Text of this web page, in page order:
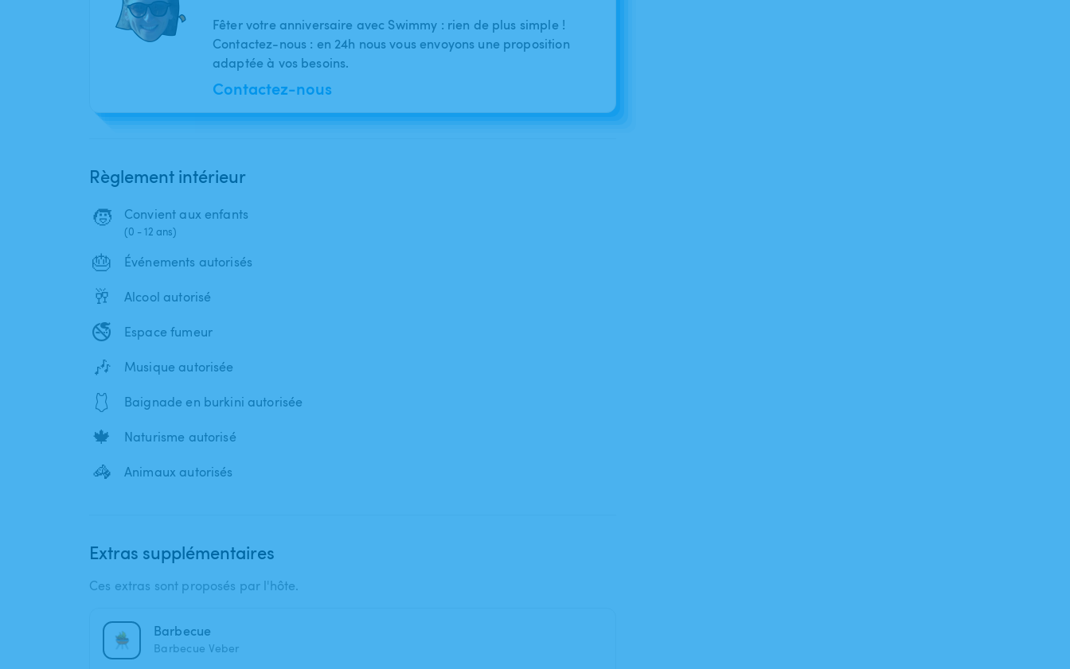
Fêter votre anniversaire avec Swimmy : rien de plus simple !
Contactez-nous : en 24h nous vous envoyons une proposition
adaptée à vos besoins.
Contactez-nous
Règlement intérieur
🧒 Convient aux enfants
(0 - 12 ans)
🎂 Événements autorisés
🥂 Alcool autorisé
🚭 Espace fumeur
🎶 Musique autorisée
🩱 Baignade en burkini autorisée
🍁 Naturisme autorisé
🦓 Animaux autorisés
Extras supplémentaires
Ces extras sont proposés par l'hôte.
Barbecue
Barbecue Veber